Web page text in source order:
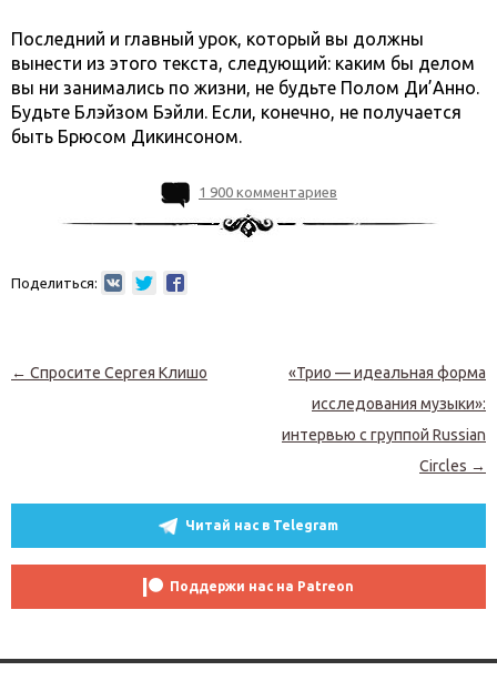
Последний и главный урок, который вы должны
вынести из этого текста, следующий: каким бы делом
вы ни занимались по жизни, не будьте Полом Ди’Анно.
Будьте Блэйзом Бэйли. Если, конечно, не получается
быть Брюсом Дикинсоном.
1 900 комментариев
Поделиться:
Навигация по записям
← Спросите Сергея Клишо
«Трио — идеальная форма
исследования музыки»:
интервью с группой Russian
Circles →
Читай нас в Telegram
Поддержи нас на Patreon